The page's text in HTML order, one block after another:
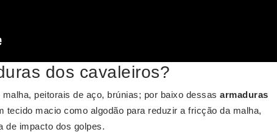
dos cavaleiros?
peitorais de aço, brúnias; por baixo dessas armaduras
tecido macio como algodão para reduzir a fricção da malha,
de impacto dos golpes.